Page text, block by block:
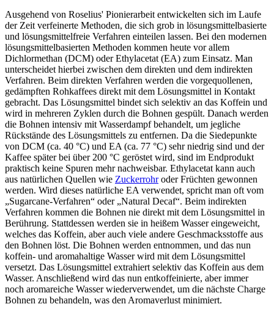
Ausgehend von Roselius' Pionierarbeit entwickelten sich im Laufe
der Zeit verfeinerte Methoden, die sich grob in lösungsmittelbasierte
und lösungsmittelfreie Verfahren einteilen lassen. Bei den modernen
lösungsmittelbasierten Methoden kommen heute vor allem
Dichlormethan (DCM) oder Ethylacetat (EA) zum Einsatz. Man
unterscheidet hierbei zwischen dem direkten und dem indirekten
Verfahren. Beim direkten Verfahren werden die vorgequollenen,
gedämpften Rohkaffees direkt mit dem Lösungsmittel in Kontakt
gebracht. Das Lösungsmittel bindet sich selektiv an das Koffein und
wird in mehreren Zyklen durch die Bohnen gespült. Danach werden
die Bohnen intensiv mit Wasserdampf behandelt, um jegliche
Rückstände des Lösungsmittels zu entfernen. Da die Siedepunkte
von DCM (ca. 40 °C) und EA (ca. 77 °C) sehr niedrig sind und der
Kaffee später bei über 200 °C geröstet wird, sind im Endprodukt
praktisch keine Spuren mehr nachweisbar. Ethylacetat kann auch
aus natürlichen Quellen wie Zuckerrohroder Früchten gewonnen
werden. Wird dieses natürliche EA verwendet, spricht man oft vom
„Sugarcane-Verfahren“ oder „Natural Decaf“. Beim indirekten
Verfahren kommen die Bohnen nie direkt mit dem Lösungsmittel in
Berührung. Stattdessen werden sie in heißem Wasser eingeweicht,
welches das Koffein, aber auch viele andere Geschmacksstoffe aus
den Bohnen löst. Die Bohnen werden entnommen, und das nun
koffein- und aromahaltige Wasser wird mit dem Lösungsmittel
versetzt. Das Lösungsmittel extrahiert selektiv das Koffein aus dem
Wasser. Anschließend wird das nun entkoffeinierte, aber immer
noch aromareiche Wasser wiederverwendet, um die nächste Charge
Bohnen zu behandeln, was den Aromaverlust minimiert.